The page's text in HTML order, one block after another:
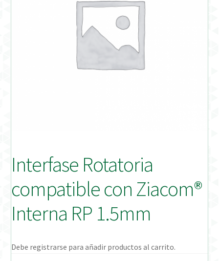
Mi cuenta
On-line Store
Productos Favoritos
Uso previsto
Interfase Rotatoria
compatible con Ziacom®
Interna RP 1.5mm
Debe registrarse para añadir productos al carrito.